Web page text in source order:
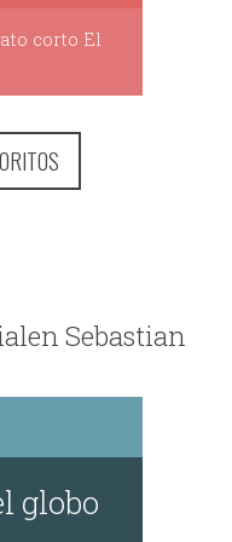
corto El
Sebastian
globo